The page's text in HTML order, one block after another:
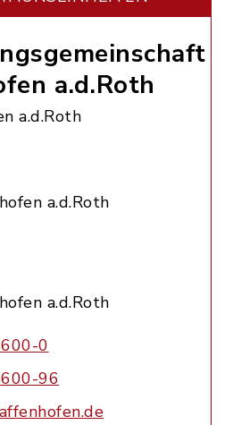
a.d.Roth
a.d.Roth
a.d.Roth
a.d.Roth
0
96